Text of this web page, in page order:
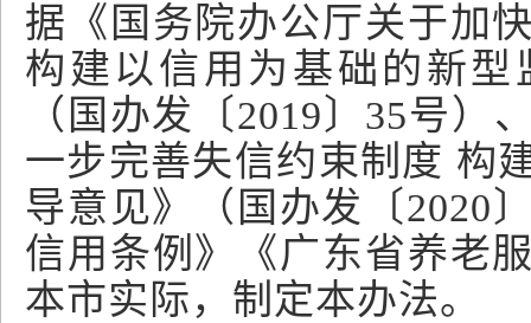
据《国务院办公厅关于加
构建以信用为基础的新
（国办发〔2019〕35号）
一步完善失信约束制度 构
导意见》（国办发〔2020
信用条例》《广东省养老
本市实际，制定本办法。